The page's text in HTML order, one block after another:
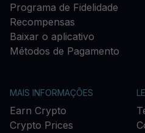
Programa de Fidelidade
Recompensas
Baixar o aplicativo
Métodos de Pagamento
MAIS INFORMAÇÕES
Earn Crypto
Crypto Prices